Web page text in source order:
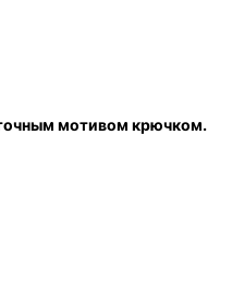
мотивом крючком.